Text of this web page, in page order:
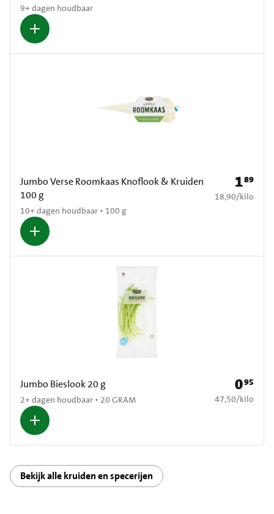
9+ dagen houdbaar
Jumbo Verse Roomkaas Knoflook & Kruiden
100 g
10+ dagen houdbaar • 100 g
Prijs: €
189
€ 18,90 per kilo
18,90/kilo
Jumbo Bieslook 20 g
2+ dagen houdbaar • 20 GRAM
Prijs: €
095
€ 47,50 per kilo
47,50/kilo
Bekijk alle kruiden en specerijen